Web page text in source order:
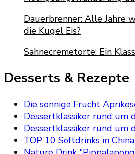
Dauerbrenner: Alle Jahre
die Kugel Eis?
Sahnecremetorte: Ein
Desserts & Rezepte
Die sonnige Frucht
Dessertklassiker rund um
Dessertklassiker rund um
TOP 10 Softdrinks in China